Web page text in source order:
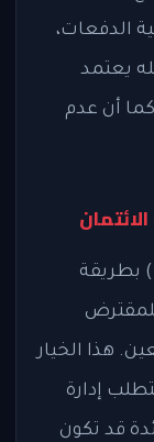
الدفعات،
يعتمد
أن عدم
يعمل خط ائتمان قيمة المنزل (HELOC) بطريقة
هذا الخيار
إدارة
قد تكون